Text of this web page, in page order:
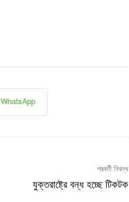
WhatsApp
পরবর্তী নিবন্ধ
যুক্তরাষ্ট্রে বন্ধ হচ্ছে টিকটক